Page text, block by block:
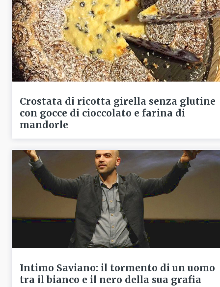
Crostata di ricotta girella senza glutine
con gocce di cioccolato e farina di
mandorle
Intimo Saviano: il tormento di un uomo
tra il bianco e il nero della sua grafia